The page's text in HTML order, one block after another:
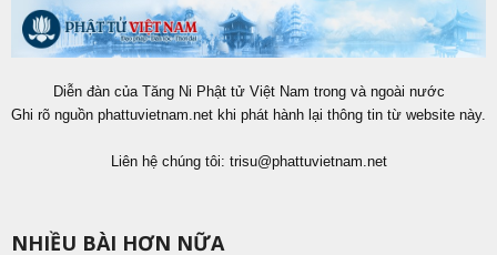
Diễn đàn của Tăng Ni Phật tử Việt Nam trong và ngoài nước
Ghi rõ nguồn phattuvietnam.net khi phát hành lại thông tin từ website này.
Liên hệ chúng tôi: trisu@phattuvietnam.net
NHIỀU BÀI HƠN NỮA